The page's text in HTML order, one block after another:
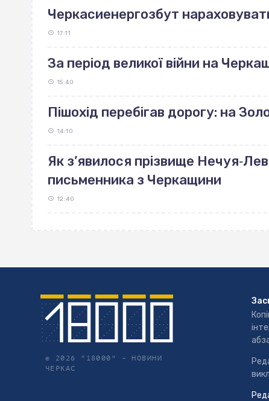
Черкасиенергозбут
17:11
За період великої війни на
15:40
Пішохід перебігав дорогу: на
14:10
Як з’явилося прізвище
письменника з Черкащини
12:40
© 2026 "18000" –НОВИНИ
ЧЕРКАС